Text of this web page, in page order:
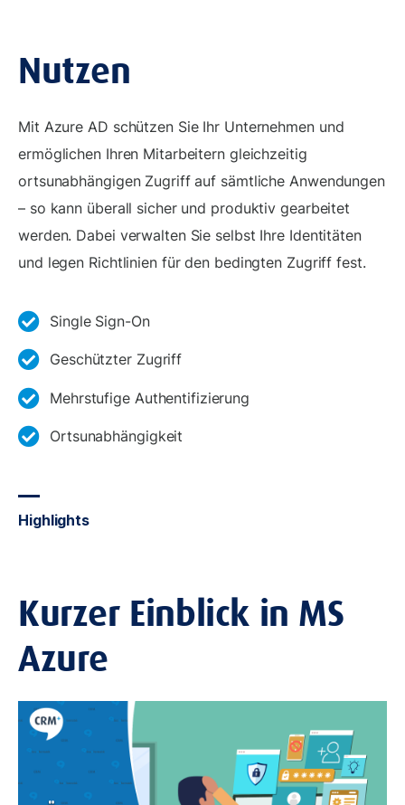
Nutzen
Mit Azure AD schützen Sie Ihr Unternehmen und
ermöglichen Ihren Mitarbeitern gleichzeitig
ortsunabhängigen Zugriff auf sämtliche Anwendungen
– so kann überall sicher und produktiv gearbeitet
werden. Dabei verwalten Sie selbst Ihre Identitäten
und legen Richtlinien für den bedingten Zugriff fest.
Single Sign-On
Geschützter Zugriff
Mehrstufige Authentifizierung
Ortsunabhängigkeit
Highlights
Kurzer Einblick in MS
Azure